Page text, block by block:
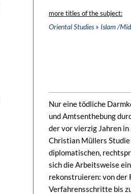
more titles of the subject:
Oriental Studies» Islam /
Nur eine tödliche
und Amtsenthebung
der vor vierzig Jahren
Christian Müllers
diplomatischen,
sich die Arbeitsweise
rekonstruieren: von der
Verfahrensschritte bis